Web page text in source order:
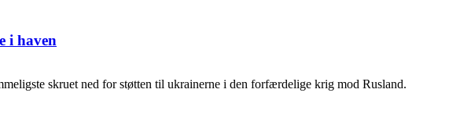
i haven
skruet ned for støtten til ukrainerne i den forfærdelige krig mod Rusland.